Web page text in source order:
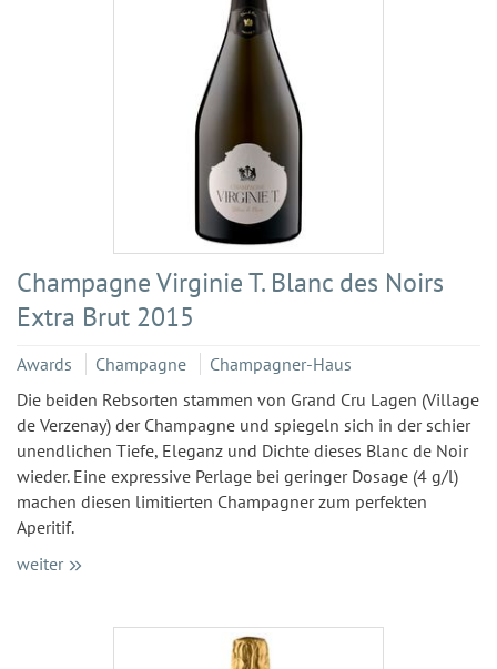
Champagne Virginie T. Blanc des Noirs
Extra Brut 2015
Awards Champagne
Champagner-Haus
Die beiden Rebsorten stammen von Grand Cru Lagen (Village
de Verzenay) der Champagne und spiegeln sich in der schier
unendlichen Tiefe, Eleganz und Dichte dieses Blanc de Noir
wieder. Eine expressive Perlage bei geringer Dosage (4 g/l)
machen diesen limitierten Champagner zum perfekten
Aperitif.
weiter